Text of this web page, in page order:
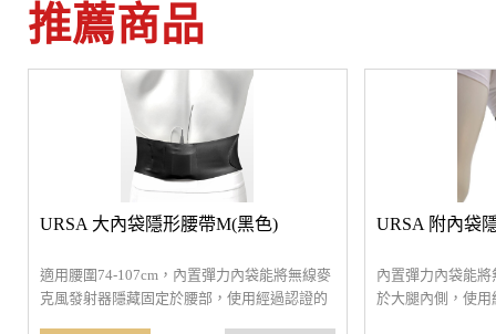
推薦商品
URSA 大內袋隱形腰帶M(黑色)
適用腰圍74-107cm，內置彈力內袋能將無線麥
克風發射器隱藏固定於腰部，使用經過認證的
URSA 附內袋
內置彈力內袋能
於大腿內側，使用